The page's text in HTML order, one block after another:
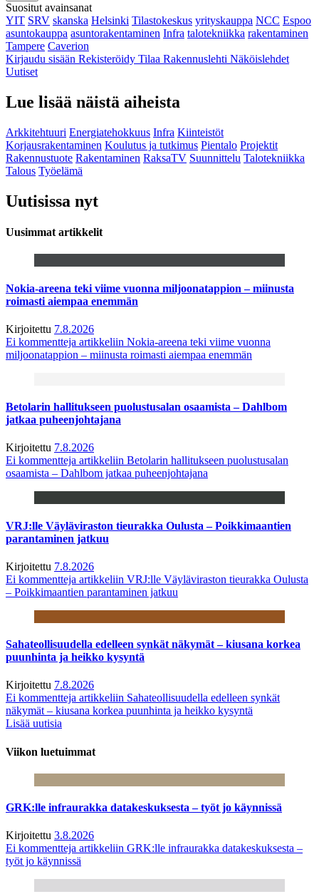
Suositut avainsanat
YIT SRV skanska Helsinki Tilastokeskus yrityskauppa NCC Espoo
asuntokauppa asuntorakentaminen Infra talotekniikka rakentaminen
Tampere Caverion
Kirjaudu sisään Rekisteröidy Tilaa Rakennuslehti Näköislehdet
Uutiset
Lue lisää näistä aiheista
Arkkitehtuuri Energiatehokkuus Infra Kiinteistöt
Korjausrakentaminen Koulutus ja tutkimus Pientalo Projektit
Rakennustuote Rakentaminen RaksaTV Suunnittelu Talotekniikka
Talous Työelämä
Uutisissa nyt
Uusimmat artikkelit
Nokia-areena teki viime vuonna miljoonatappion – miinusta
roimasti aiempaa enemmän
Kirjoitettu 7.8.2026
Ei kommentteja artikkeliin Nokia-areena teki viime vuonna
miljoonatappion – miinusta roimasti aiempaa enemmän
Betolarin hallitukseen puolustusalan osaamista – Dahlbom
jatkaa puheenjohtajana
Kirjoitettu 7.8.2026
Ei kommentteja artikkeliin Betolarin hallitukseen puolustusalan
osaamista – Dahlbom jatkaa puheenjohtajana
VRJ:lle Väyläviraston tieurakka Oulusta – Poikkimaantien
parantaminen jatkuu
Kirjoitettu 7.8.2026
Ei kommentteja artikkeliin VRJ:lle Väyläviraston tieurakka Oulusta
– Poikkimaantien parantaminen jatkuu
Sahateollisuudella edelleen synkät näkymät – kiusana korkea
puunhinta ja heikko kysyntä
Kirjoitettu 7.8.2026
Ei kommentteja artikkeliin Sahateollisuudella edelleen synkät
näkymät – kiusana korkea puunhinta ja heikko kysyntä
Lisää uutisia
Viikon luetuimmat
GRK:lle infraurakka datakeskuksesta – työt jo käynnissä
Kirjoitettu 3.8.2026
Ei kommentteja artikkeliin GRK:lle infraurakka datakeskuksesta –
työt jo käynnissä